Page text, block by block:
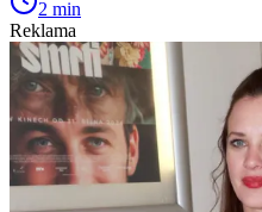
2 min
Reklama